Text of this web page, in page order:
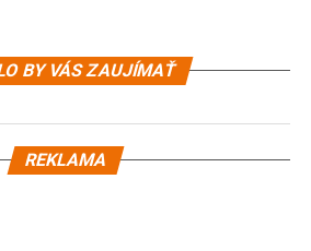
BY VÁS ZAUJÍMAŤ
REKLAMA